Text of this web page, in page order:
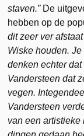
staven.”De
hebben op de
dit zeer ver
Wiske houden.
denken echter
Vandersteen dat
vegen.
Vandersteen
van een